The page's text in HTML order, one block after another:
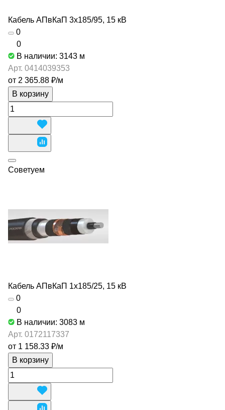
Кабель АПвКаП 3х185/95, 15 кВ
0
0
В наличии: 3143 м
Арт. 0414039353
от 2 365.88 ₽/м
В корзину
Советуем
Кабель АПвКаП 1х185/25, 15 кВ
0
0
В наличии: 3083 м
Арт. 0172117337
от 1 158.33 ₽/м
В корзину